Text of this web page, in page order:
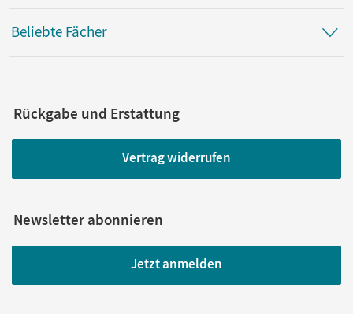
Beliebte Fächer
Rückgabe und Erstattung
Vertrag widerrufen
Newsletter abonnieren
Jetzt anmelden